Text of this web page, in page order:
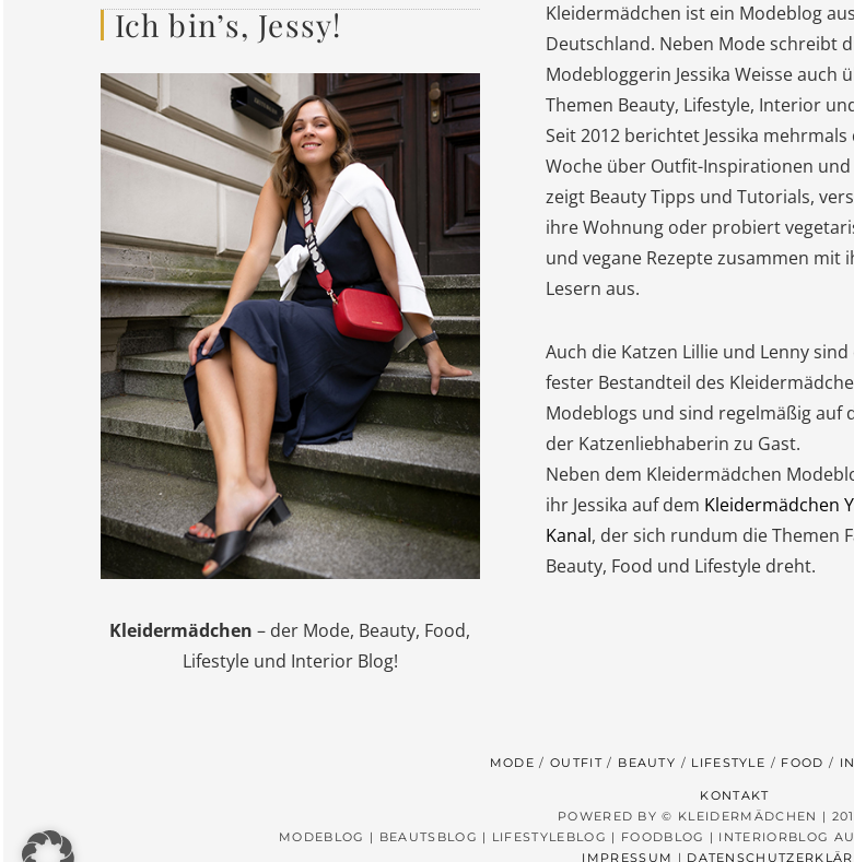
Ich bin’s, Jessy!
Kleidermädchen – der Mode, Beauty, Food,
Lifestyle und Interior Blog!
Kleidermädchen ist ein Modeblog aus
Deutschland. Neben Mode schreibt
Modebloggerin Jessika Weisse auch
Themen Beauty, Lifestyle, Interior
Seit 2012 berichtet Jessika mehrmals
Woche über Outfit-Inspirationen und
zeigt Beauty Tipps und Tutorials,
ihre Wohnung oder probiert
und vegane Rezepte zusammen mit
Lesern aus.
Auch die Katzen Lillie und Lenny sind
fester Bestandteil des
Modeblogs und sind regelmäßig auf
der Katzenliebhaberin zu Gast.
Neben dem Kleidermädchen
ihr Jessika auf dem Kleidermädchen
Kanal, der sich rundum die Themen
Beauty, Food und Lifestyle dreht.
MODE OUTFIT BEAUTY LIFESTYLE FOOD
KONTAKT
POWERED BY © KLEIDERMÄDCHEN |
MODEBLOG | BEAUTSBLOG | LIFESTYLEBLOG | FOODBLOG | INTERIORBLOG
IMPRESSUM |